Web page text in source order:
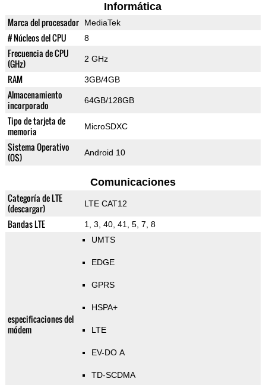
Informática
Marca del procesador MediaTek
# Núcleos del CPU 8
Frecuencia de CPU
(GHz)
2 GHz
RAM 3GB/4GB
Almacenamiento
incorporado
64GB/128GB
Tipo de tarjeta de
memoria
MicroSDXC
Sistema Operativo
(OS)
Android 10
Comunicaciones
Categoría de LTE
(descargar)
LTE CAT12
Bandas LTE 1, 3, 40, 41, 5, 7, 8
especificaciones del
módem
UMTS
EDGE
GPRS
HSPA+
LTE
EV-DO A
TD-SCDMA